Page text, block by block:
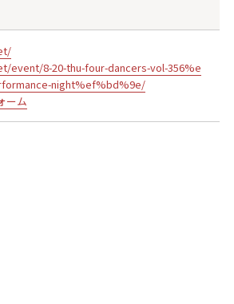
event/8-20-thu-four-dancers-vol-356%e
night%ef%bd%9e/
ーム